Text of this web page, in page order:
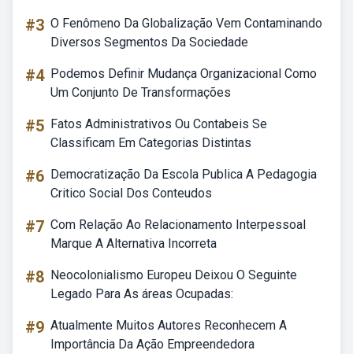
#3 O Fenômeno Da Globalização Vem Contaminando
Diversos Segmentos Da Sociedade
#4 Podemos Definir Mudança Organizacional Como
Um Conjunto De Transformações
#5 Fatos Administrativos Ou Contabeis Se
Classificam Em Categorias Distintas
#6 Democratização Da Escola Publica A Pedagogia
Critico Social Dos Conteudos
#7 Com Relação Ao Relacionamento Interpessoal
Marque A Alternativa Incorreta
#8 Neocolonialismo Europeu Deixou O Seguinte
Legado Para As áreas Ocupadas:
#9 Atualmente Muitos Autores Reconhecem A
Importância Da Ação Empreendedora